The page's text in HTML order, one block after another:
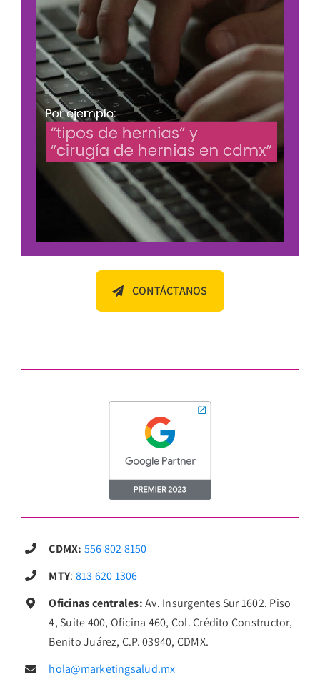
CDMX: 556 802 8150
MTY: 813 620 1306
Oficinas centrales:Av. Insurgentes Sur 1602. Piso
4, Suite 400, Oficina 460, Col. Crédito Constructor,
Benito Juárez, C.P. 03940, CDMX.
hola@marketingsalud.mx
CONTÁCTANOS